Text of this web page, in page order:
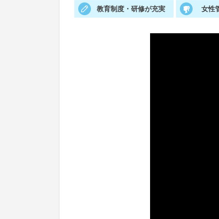
教育制度・研修が充実 女性